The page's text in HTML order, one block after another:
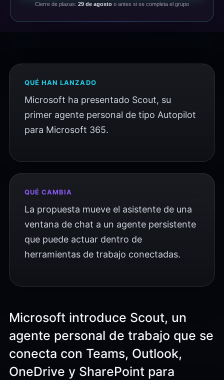
Cierre de plazas: 29 de agosto o antes si se completa el grupo
QUÉ HAN LANZADO
Microsoft ha presentado Scout, su
primer agente personal de tipo Autopilot
para Microsoft 365.
QUÉ CAMBIA
La propuesta mueve el asistente de una
ventana de chat a un agente persistente
que puede actuar dentro de
herramientas de trabajo conectadas.
Microsoft introduce Scout, un
agente personal de trabajo que se
conecta con Teams, Outlook,
OneDrive y SharePoint para